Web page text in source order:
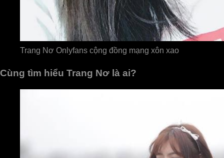
Trang Nơ Onlyfans cộng đồng mạng xôn xao
Cùng tìm hiểu Trang Nơ là ai?